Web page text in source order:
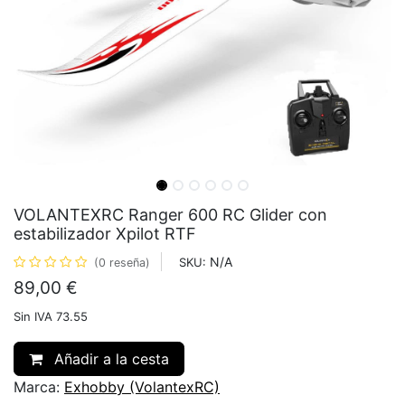
VOLANTEXRC Ranger 600 RC Glider con
estabilizador Xpilot RTF
(0 reseña) SKU: N/A
89,00 €
Sin IVA 73.55
Añadir a la cesta
Marca: Exhobby (VolantexRC)